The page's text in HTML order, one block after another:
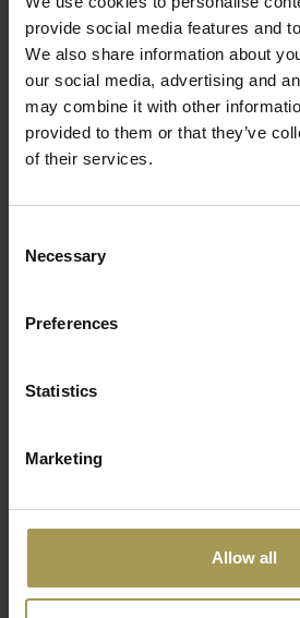
provide social media features and
We also share information about
our social media, advertising and
may combine it with other
provided to them or that they’ve
of their services.
Selection
Necessary
Preferences
Statistics
Marketing
Allow all
€340,01 Incl. btw)
(
Normann Copenhagen